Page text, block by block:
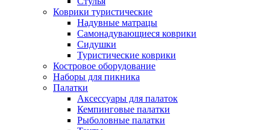
Коврики туристические
Надувные матрацы
Самонадувающиеся коврики
Сидушки
Туристические коврики
Костровое оборудование
Наборы для пикника
Палатки
Аксессуары для палаток
Кемпинговые палатки
Рыболовные палатки